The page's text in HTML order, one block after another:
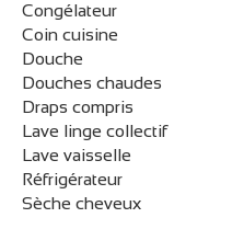
Congélateur
Coin cuisine
Douche
Douches chaudes
Draps compris
Lave linge collectif
Lave vaisselle
Réfrigérateur
Sèche cheveux